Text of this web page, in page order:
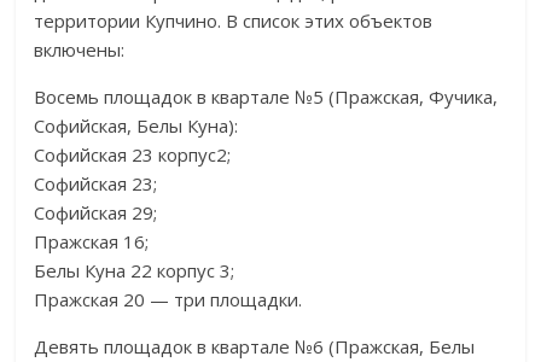
территории Купчино. В список этих объектов
включены:
Восемь площадок в квартале №5 (Пражская, Фучика,
Софийская, Белы Куна):
Софийская 23 корпус2;
Софийская 23;
Софийская 29;
Пражская 16;
Белы Куна 22 корпус 3;
Пражская 20 — три площадки.
Девять площадок в квартале №6 (Пражская, Белы